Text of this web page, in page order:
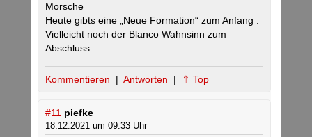
Morsche
Heute gibts eine „Neue Formation“ zum Anfang .
Vielleicht noch der Blanco Wahnsinn zum
Abschluss .
Kommentieren | Antworten | ⇑ Top
#11 piefke
18.12.2021 um 09:33 Uhr